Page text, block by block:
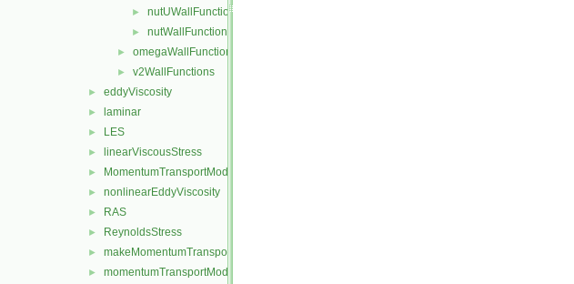
► nutUWallFunction
► nutWallFunction
► omegaWallFunctions
► v2WallFunctions
► eddyViscosity
► laminar
► LES
► linearViscousStress
► MomentumTransportModel
► nonlinearEddyViscosity
► RAS
► ReynoldsStress
► makeMomentumTransportModel.H
► momentumTransportModel.C